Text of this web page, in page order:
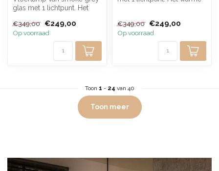
glas met 1 lichtpunt. Het
voo...
€349,00 €249,00
Op voorraad
€349,00 €249,00
Op voorraad
Toon 1 - 24 van 40
Toon meer